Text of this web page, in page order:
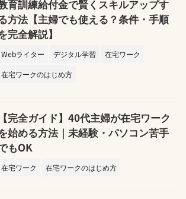
育訓練給付金で賢くスキルアップす
方法【主婦でも使える？条件・手順
完全解説】
Webライター デジタル学習
在宅ワーク
在宅ワークのはじめ方
【完全ガイド】40代主婦が在宅ワーク
始める方法｜未経験・パソコン苦手
もOK
在宅ワーク 在宅ワークのはじめ方